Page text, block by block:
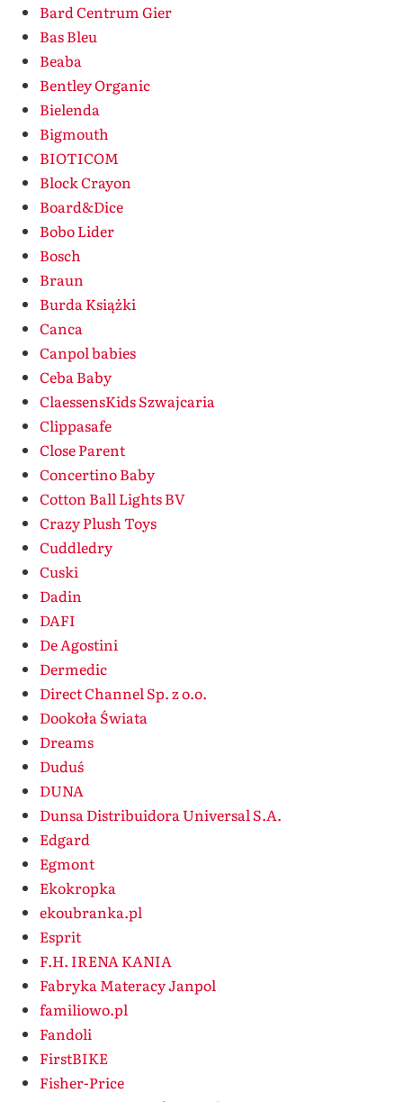
Bard Centrum Gier
Bas Bleu
Beaba
Bentley Organic
Bielenda
Bigmouth
BIOTICOM
Block Crayon
Board&Dice
Bobo Lider
Bosch
Braun
Burda Książki
Canca
Canpol babies
Ceba Baby
ClaessensKids Szwajcaria
Clippasafe
Close Parent
Concertino Baby
Cotton Ball Lights BV
Crazy Plush Toys
Cuddledry
Cuski
Dadin
DAFI
De Agostini
Dermedic
Direct Channel Sp. z o.o.
Dookoła Świata
Dreams
Duduś
DUNA
Dunsa Distribuidora Universal S.A.
Edgard
Egmont
Ekokropka
ekoubranka.pl
Esprit
F.H. IRENA KANIA
Fabryka Materacy Janpol
familiowo.pl
Fandoli
FirstBIKE
Fisher-Price